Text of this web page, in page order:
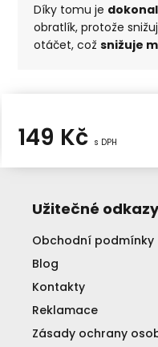
Díky tomu je
obratlík, protože
otáčet, cožsnižuje
149 Kč s DPH
Užitečné odkazy
Obchodní podmínky
Blog
Kontakty
Reklamace
Zásady ochrany